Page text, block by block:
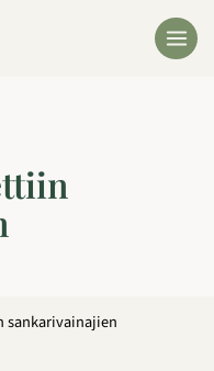
sankarivainajien